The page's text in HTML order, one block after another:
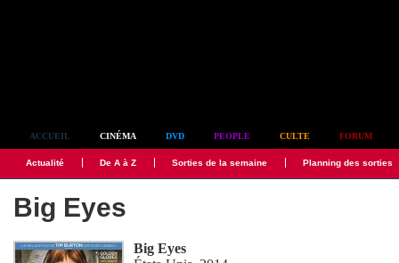
ACCUEIL CINÉMA DVD PEOPLE CULTE FORUM
Actualité De A à Z Sorties de la semaine Planning des sorties
Big Eyes
Big Eyes